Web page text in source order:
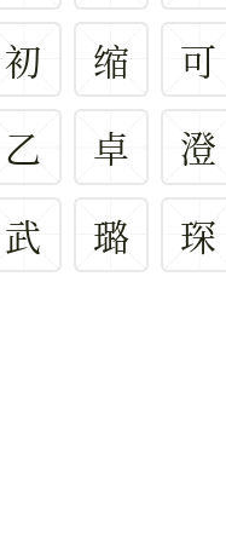
初
缩 可
乙
卓 澄
武
璐 琛